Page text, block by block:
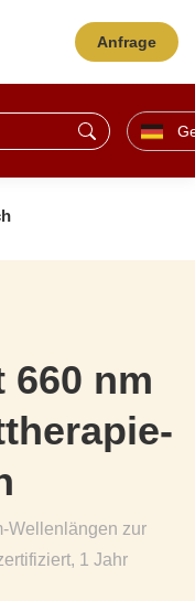
Anfrage
nm
Wellenlängen zur
1 Jahr